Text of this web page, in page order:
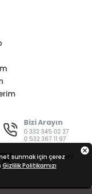
Bizi Arayın
0 332 345 02 27
0 532 367 11 97
Mesai Saatleri
08:00 - 19:00
sunmak için çerez
Gizlilik Politikamızı